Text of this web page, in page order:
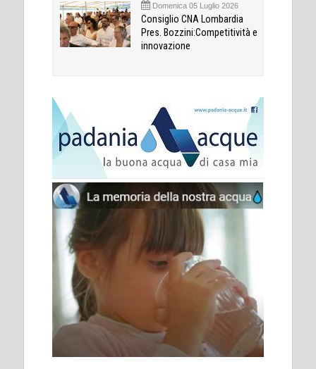
Domenica 05 Luglio 2026
Consiglio CNA Lombardia
Pres. Bozzini:Competitività e
innovazione